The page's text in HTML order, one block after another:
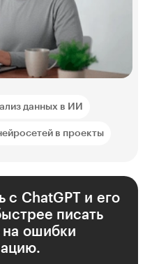
данных в ИИ
в проекты
с ChatGPT и его
писать
на ошибки